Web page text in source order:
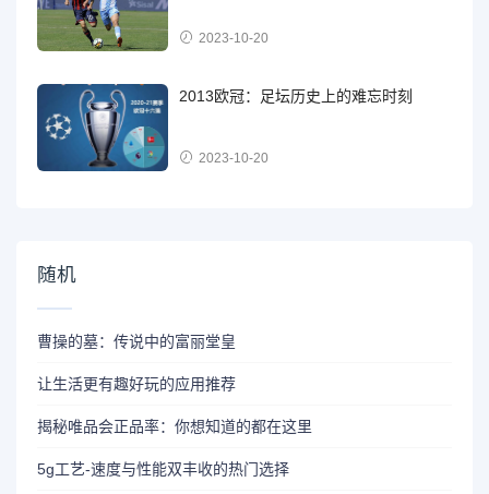
2023-10-20
2013欧冠：足坛历史上的难忘时刻
2023-10-20
随机
曹操的墓：传说中的富丽堂皇
让生活更有趣好玩的应用推荐
揭秘唯品会正品率：你想知道的都在这里
5g工艺-速度与性能双丰收的热门选择